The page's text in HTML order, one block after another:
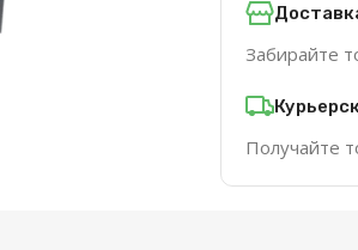
Забирайте
Получайте